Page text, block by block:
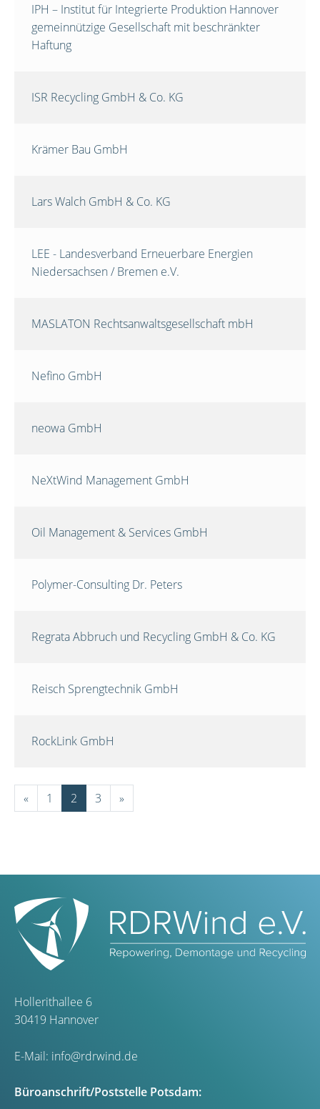
IPH – Institut für Integrierte Produktion Hannover
gemeinnützige Gesellschaft mit beschränkter
Haftung
ISR Recycling GmbH & Co. KG
Krämer Bau GmbH
Lars Walch GmbH & Co. KG
LEE - Landesverband Erneuerbare Energien
Niedersachsen / Bremen e.V.
MASLATON Rechtsanwaltsgesellschaft mbH
Nefino GmbH
neowa GmbH
NeXtWind Management GmbH
Oil Management & Services GmbH
Polymer-Consulting Dr. Peters
Regrata Abbruch und Recycling GmbH & Co. KG
Reisch Sprengtechnik GmbH
RockLink GmbH
« 1 2 3 »
Hollerithallee 6
30419 Hannover
E-Mail: info@rdrwind.de
Büroanschrift/Poststelle Potsdam: